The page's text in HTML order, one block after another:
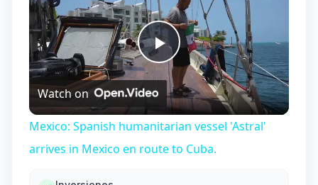
Play
Video
Watch on
Mexico: Spanish humanitarian vessel 'Astral'
arrives in Mexico en route to Cuba.